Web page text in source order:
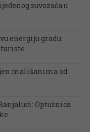
suvozača u
energiju gradu:
mališanima od
Optužnica